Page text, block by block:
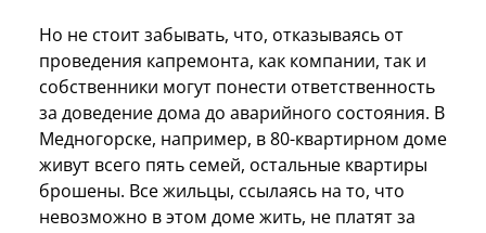
Но не стоит забывать, что, отказываясь от
проведения капремонта, как компании, так и
собственники могут понести ответственность
за доведение дома до аварийного состояния. В
Медногорске, например, в 80-квартирном доме
живут всего пять семей, остальные квартиры
брошены. Все жильцы, ссылаясь на то, что
невозможно в этом доме жить, не платят за